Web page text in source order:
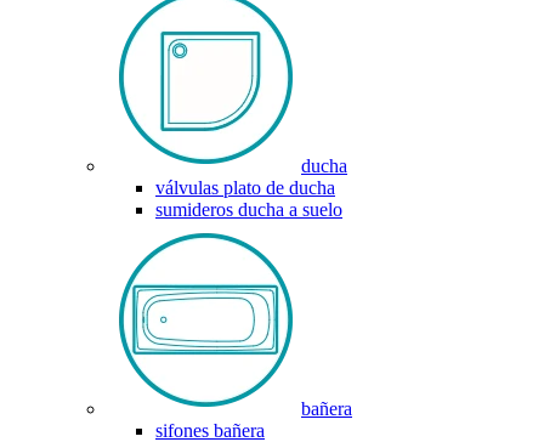
ducha
válvulas plato de ducha
sumideros ducha a suelo
bañera
sifones bañera